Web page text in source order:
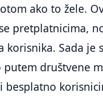
ako to žele.
pretplatnicima,
korisnika. Sada je
društvene
besplatno